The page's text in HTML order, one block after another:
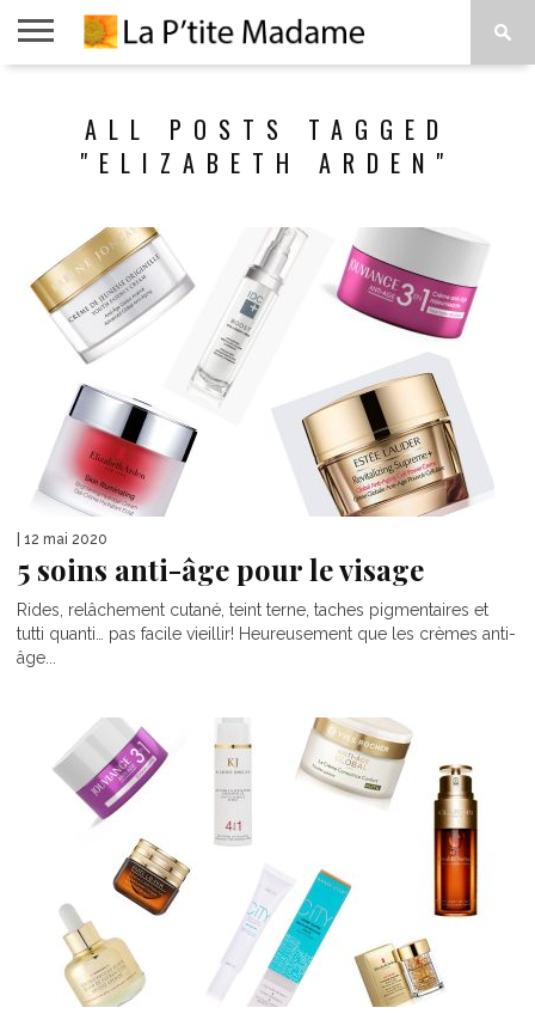
VIVRE
PROPOSALL POSTS TAGGED
"ELIZABETH ARDEN"
| 12 mai 2020
5 soins anti-âge pour le visage
Rides, relâchement cutané, teint terne, taches pigmentaires et
tutti quanti… pas facile vieillir! Heureusement que les crèmes anti-
âge...